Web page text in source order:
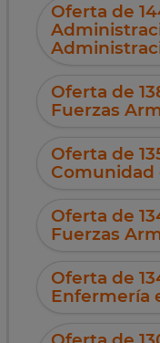
Oferta de
Oferta de
Fuerzas
Oferta de
Comunidad
Oferta de
Fuerzas
Oferta de
Enfermería